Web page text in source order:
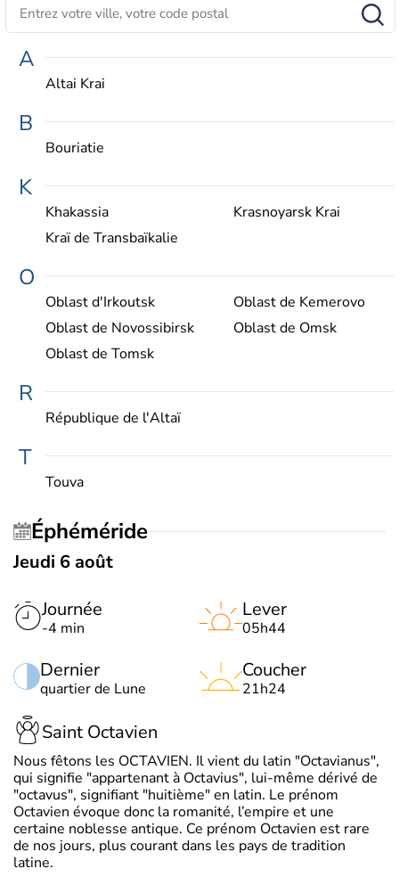
A
Altai Krai
B
Bouriatie
K
Khakassia
Krasnoyarsk Krai
Kraï de Transbaïkalie
O
Oblast d'Irkoutsk
Oblast de Kemerovo
Oblast de Novossibirsk
Oblast de Omsk
Oblast de Tomsk
R
République de l'Altaï
T
Touva
Éphéméride
Jeudi 6 août
Journée
-4 min
Dernier
quartier de Lune
Lever
05h44
Coucher
21h24
Saint Octavien
Nous fêtons les OCTAVIEN. Il vient du latin "Octavianus",
qui signifie "appartenant à Octavius", lui-même dérivé de
"octavus", signifiant "huitième" en latin. Le prénom
Octavien évoque donc la romanité, l’empire et une
certaine noblesse antique. Ce prénom Octavien est rare
de nos jours, plus courant dans les pays de tradition
latine.